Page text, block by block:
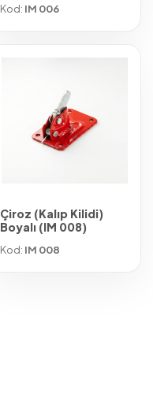
Kod: IM 006
Çiroz (Kalıp Kilidi)
Boyalı (IM 008)
Kod: IM 008